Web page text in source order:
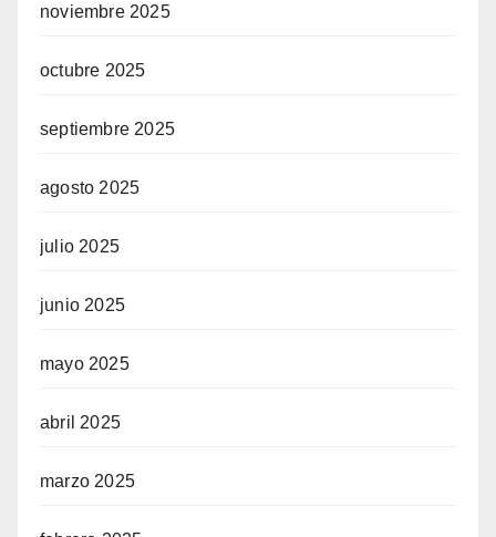
noviembre 2025
octubre 2025
septiembre 2025
agosto 2025
julio 2025
junio 2025
mayo 2025
abril 2025
marzo 2025